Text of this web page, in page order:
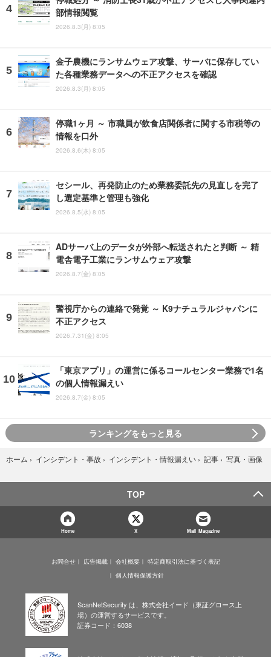
部情報閲覧
2026.8.3(月) 8:05
金子農機にランサムウェア攻撃、サーバに保存してい
た各種業務データへの不正アクセスを確認
2026.8.3(月) 8:05
停職1ヶ月 ～ 市職員が飲食店関係者に関する市税等の
情報を口外
2026.8.6(木) 8:05
セシール、再発防止のため業務委託先の見直しを完了
し選定基準と管理も強化
2026.8.5(水) 8:05
ADサーバ上のデータが外部へ転送されたと判断 ～ 精
電舎電子工業にランサムウェア攻撃
2026.8.7(金) 8:05
警視庁からの連絡で発覚 ～ K9ナチュラルジャパンに
不正アクセス
2026.7.31(金) 8:05
「東京アプリ」の運営に係るコールセンター業務で1名
の個人情報漏えい
2026.8.7(金) 8:05
ランキングをもっと見る
ホーム › インシデント・事故 › インシデント・情報漏えい › 記事 › 写真・画像
TOP
Home X Mail Magazine
お問合せ 広告掲載 会社概要
特定商取引法に基づく表記
個人情報保護方針
ScanNetSecurity は、株式会社イード（東証グロース上
場）の運営するサービスです。
証券コード：6038